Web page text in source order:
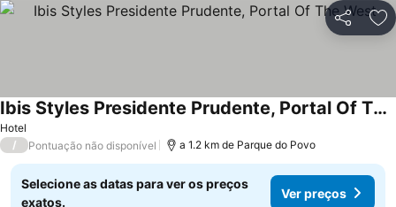
Partilhar
Hotel
Ibis Styles Presidente Prudente, Portal Of The West
/ Pontuação não disponível a 1.2 km de Parque do Povo
Selecione as datas para ver os preços
exatos.
Ver preços